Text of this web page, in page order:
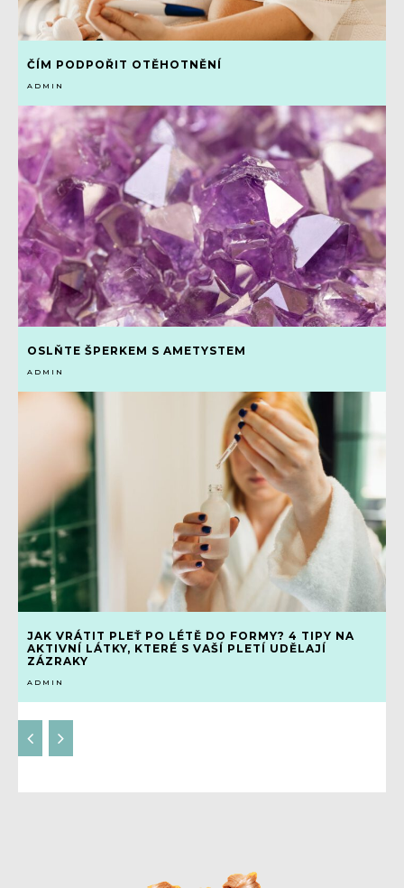
ČÍM PODPOŘIT OTĚHOTNĚNÍ
ADMIN
OSLŇTE ŠPERKEM S AMETYSTEM
ADMIN
JAK VRÁTIT PLEŤ PO LÉTĚ DO FORMY? 4 TIPY NA
AKTIVNÍ LÁTKY, KTERÉ S VAŠÍ PLETÍ UDĚLAJÍ
ZÁZRAKY
ADMIN